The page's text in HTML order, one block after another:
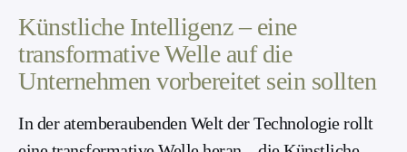
Künstliche Intelligenz – eine
transformative Welle auf die
Unternehmen vorbereitet sein sollten
In der atemberaubenden Welt der Technologie rollt